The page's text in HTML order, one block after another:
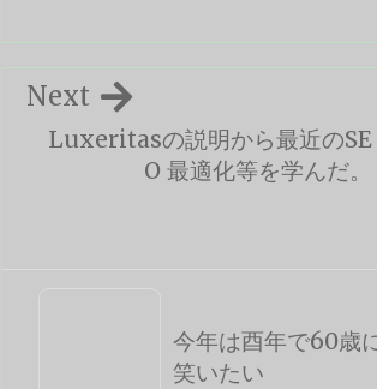
Luxeritasの説明から最近のSE
O 最適化等を学んだ。
Next
今年は酉年で60歳
笑いたい